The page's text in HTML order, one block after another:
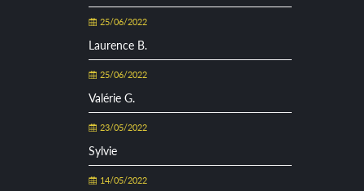
25/06/2022
Laurence B.
25/06/2022
Valérie G.
23/05/2022
Sylvie
14/05/2022